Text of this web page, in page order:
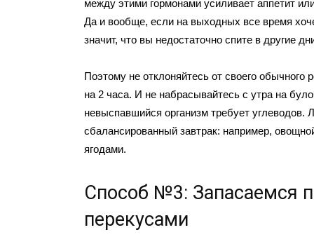
между этими гормонами усиливает аппетит
Да и вообще, если на выходных все время
значит, что вы недостаточно спите в другие
Поэтому не отклоняйтесь от своего обычного
на 2 часа. И не набрасывайтесь с утра на
невыспавшийся организм требует углеводов.
сбалансированный завтрак: например,
ягодами.
Способ №3: Запасаемся
перекусами